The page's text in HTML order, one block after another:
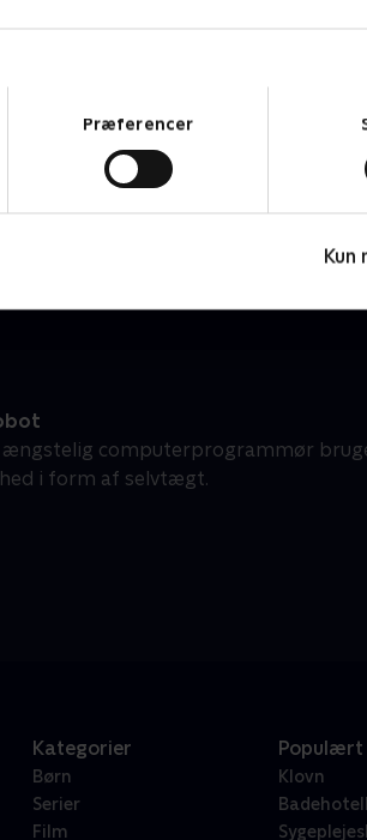
Præferencer
Kun
ængstelig computerprogrammør
i form af selvtægt.
Kategorier
Børn
Serier
Film
Populært
Klovn